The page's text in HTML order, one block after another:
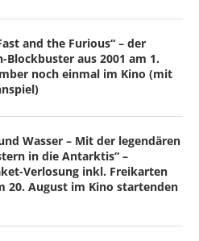
and the Furious“ – der
Blockbuster aus 2001 am 1.
noch einmal im Kino (mit
Wasser – Mit der legendären
in die Antarktis“ –
Verlosung inkl. Freikarten
20. August im Kino startenden